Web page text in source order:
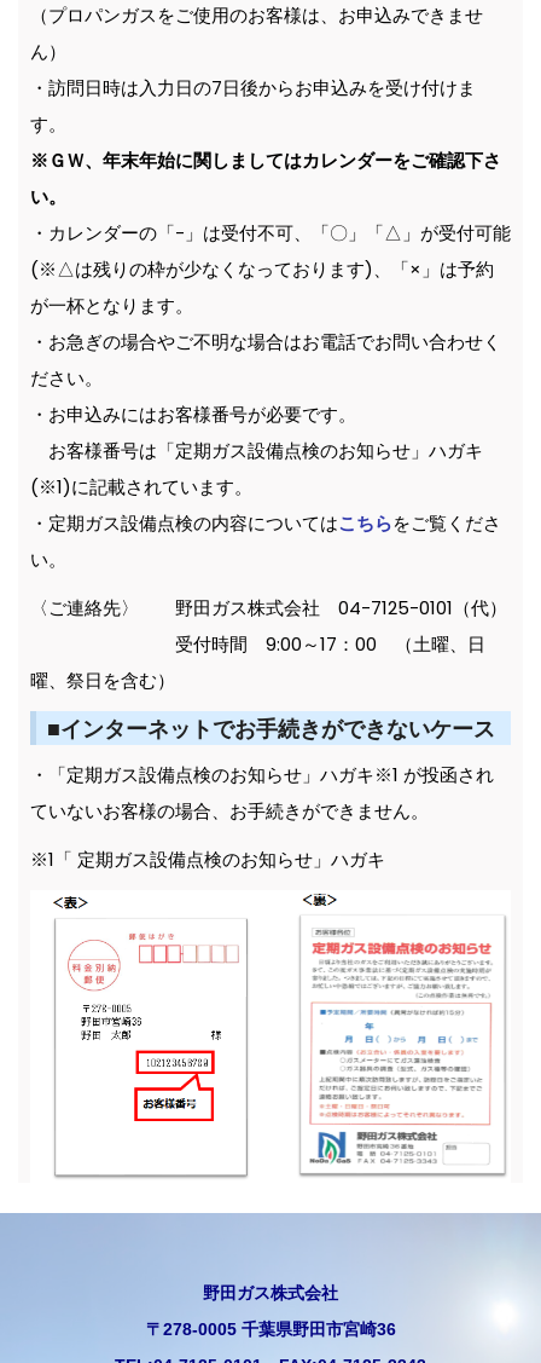
（プロパンガスをご使用のお客様は、お申込みできませ
ん）
・訪問日時は入力日の7日後からお申込みを受け付けま
す。
※ＧＷ、年末年始に関しましてはカレンダーをご確認下さ
い。
・カレンダーの「-」は受付不可、「〇」「△」が受付可能
(※△は残りの枠が少なくなっております)、「×」は予約
が一杯となります。
・お急ぎの場合やご不明な場合はお電話でお問い合わせく
ださい。
・お申込みにはお客様番号が必要です。
お客様番号は「定期ガス設備点検のお知らせ」ハガキ
(※1)に記載されています。
・定期ガス設備点検の内容についてはこちらをご覧くださ
い。
〈ご連絡先〉 野田ガス株式会社 04-7125-0101（代）
受付時間 9:00～17：00 （土曜、日
曜、祭日を含む）
■インターネットでお手続きができないケース
・「定期ガス設備点検のお知らせ」ハガキ※1 が投函され
ていないお客様の場合、お手続きができません。
※1「 定期ガス設備点検のお知らせ」ハガキ
野田ガス株式会社
〒278-0005 千葉県野田市宮崎36